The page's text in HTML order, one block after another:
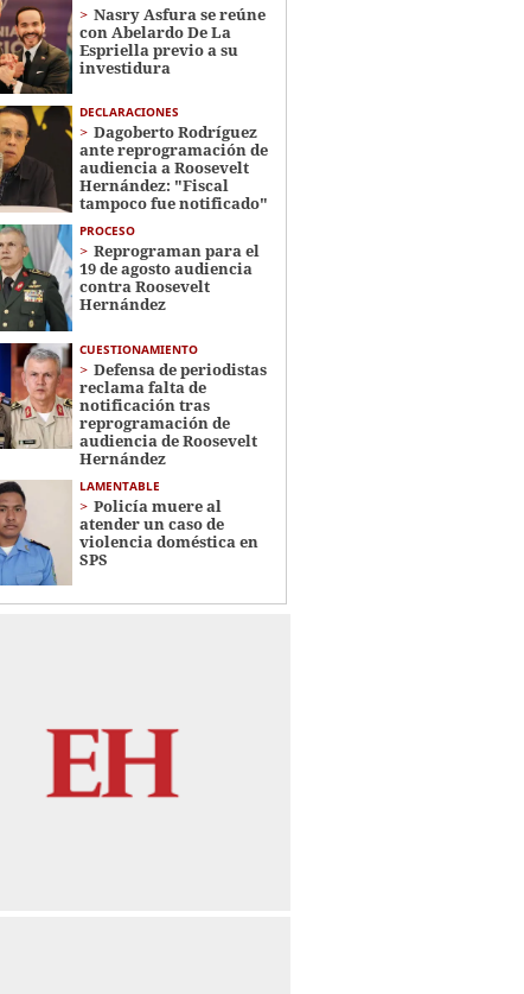
Nasry Asfura se reúne
con Abelardo De La
Espriella previo a su
investidura
DECLARACIONES
Dagoberto Rodríguez
ante reprogramación de
audiencia a Roosevelt
Hernández: "Fiscal
tampoco fue notificado"
PROCESO
Reprograman para el
19 de agosto audiencia
contra Roosevelt
Hernández
CUESTIONAMIENTO
Defensa de periodistas
reclama falta de
notificación tras
reprogramación de
audiencia de Roosevelt
Hernández
LAMENTABLE
Policía muere al
atender un caso de
violencia doméstica en
SPS